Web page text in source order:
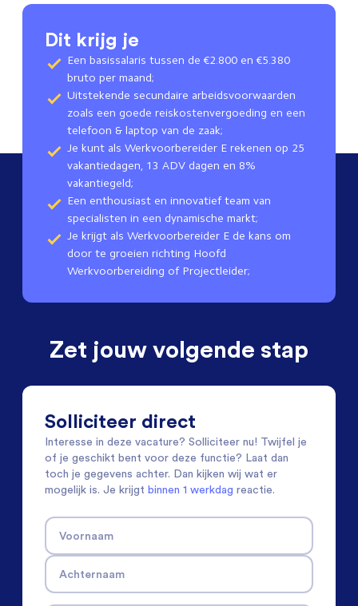
Dit krijg je
Een basissalaris tussen de €2.800 en €5.380
bruto per maand;
Uitstekende secundaire arbeidsvoorwaarden
zoals een goede reiskostenvergoeding en een
telefoon & laptop van de zaak;
Je kunt als Werkvoorbereider E rekenen op 25
vakantiedagen, 13 ADV dagen en 8%
vakantiegeld;
Een enthousiast en innovatief team van
specialisten in een dynamische markt;
Je krijgt als Werkvoorbereider E de kans om
door te groeien richting Hoofd
Werkvoorbereiding of Projectleider;
Zet jouw volgende stap
Solliciteer direct
Interesse in deze vacature? Solliciteer nu! Twijfel je
of je geschikt bent voor deze functie? Laat dan
toch je gegevens achter. Dan kijken wij wat er
mogelijk is. Je krijgt binnen 1 werkdag reactie.
Voornaam
Achternaam